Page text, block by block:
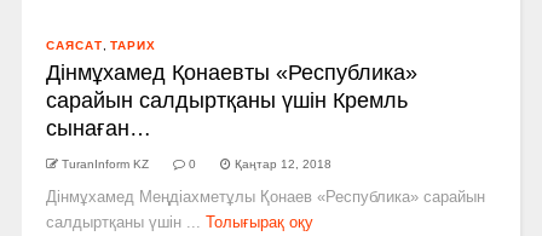
САЯСАТ ТАРИХ
Дінмұхамед Қонаевты «Республика»
сарайын салдыртқаны үшін Кремль
сынаған…
TuranInform KZ 0 Қаңтар 12, 2018
Дінмұхамед Меңдіахметұлы Қонаев «Республика» сарайын
салдыртқаны үшін ...
Толығырақ оқу